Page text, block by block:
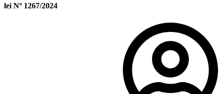
lei Nº 1267/2024